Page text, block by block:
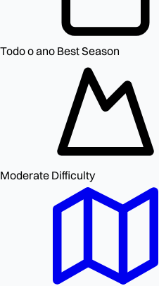
Todo o ano Best Season
Moderate Difficulty